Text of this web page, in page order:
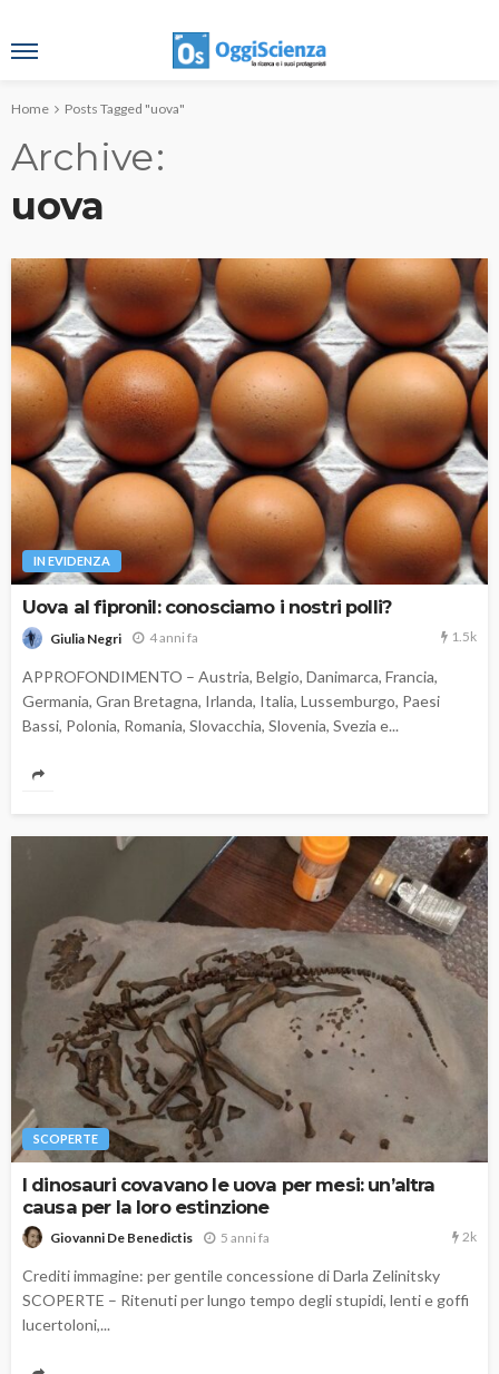
Home Posts Tagged "uova"
Archive
uova
IN EVIDENZA
Uova al fipronil: conosciamo i nostri polli?
Giulia Negri 4 anni fa 1.5k
APPROFONDIMENTO – Austria, Belgio, Danimarca, Francia,
Germania, Gran Bretagna, Irlanda, Italia, Lussemburgo, Paesi
Bassi, Polonia, Romania, Slovacchia, Slovenia, Svezia e...
SCOPERTE
I dinosauri covavano le uova per mesi: un’altra
causa per la loro estinzione
Giovanni De Benedictis 5 anni fa 2k
Crediti immagine: per gentile concessione di Darla Zelinitsky
SCOPERTE – Ritenuti per lungo tempo degli stupidi, lenti e goffi
lucertoloni,...